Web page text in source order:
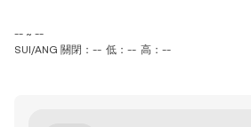
-- ~ --
SUI/ANG 關閉：-- 低：-- 高：--